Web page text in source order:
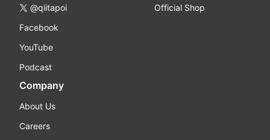
@qiitapoi
Facebook
YouTube
Podcast
Official Shop
Company
About Us
Careers